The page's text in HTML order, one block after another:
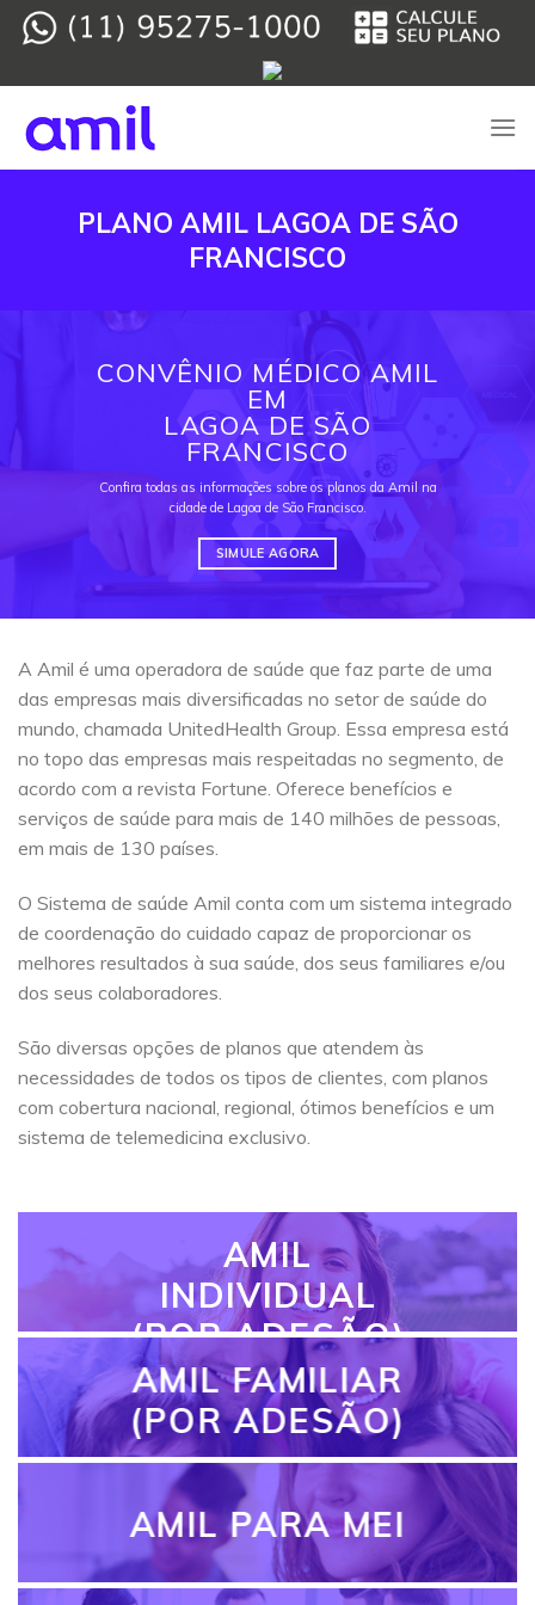
Skip
PLANO AMIL LAGOA DE SÃO
FRANCISCO
CONVÊNIO MÉDICO AMIL
EM
LAGOA DE SÃO
FRANCISCO
Confira todas as informações sobre os planos da Amil na
cidade de Lagoa de São Francisco.
SIMULE AGORA
A Amil é uma operadora de saúde que faz parte de uma
das empresas mais diversificadas no setor de saúde do
mundo, chamada UnitedHealth Group. Essa empresa está
no topo das empresas mais respeitadas no segmento, de
acordo com a revista Fortune. Oferece benefícios e
serviços de saúde para mais de 140 milhões de pessoas,
em mais de 130 países.
O Sistema de saúde Amil conta com um sistema integrado
de coordenação do cuidado capaz de proporcionar os
melhores resultados à sua saúde, dos seus familiares e/ou
dos seus colaboradores.
São diversas opções de planos que atendem às
necessidades de todos os tipos de clientes, com planos
com cobertura nacional, regional, ótimos benefícios e um
sistema de telemedicina exclusivo.
AMIL
INDIVIDUAL
(POR ADESÃO)
AMIL FAMILIAR
(POR ADESÃO)
AMIL PARA MEI